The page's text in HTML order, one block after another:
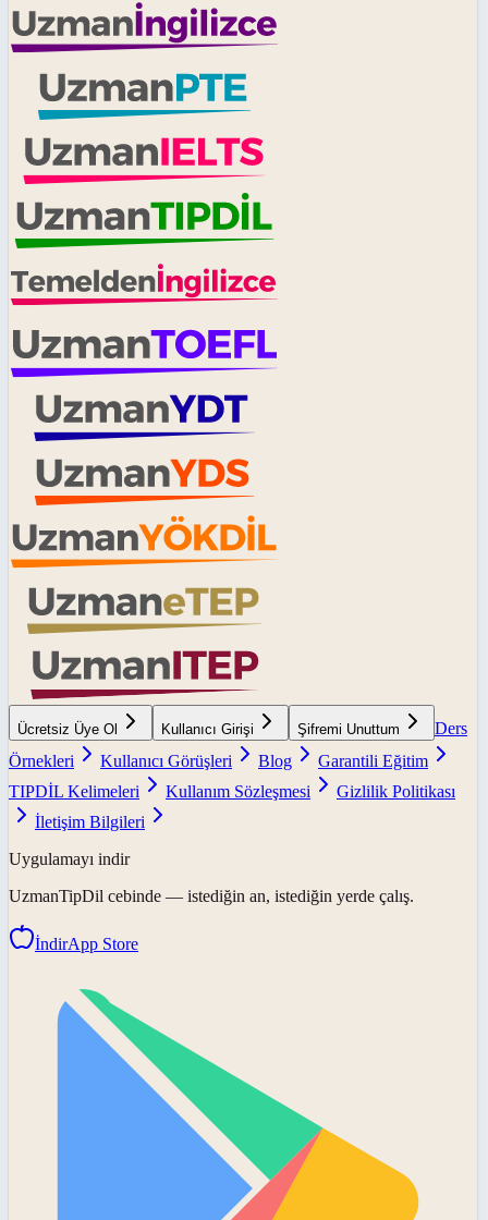
Ücretsiz Üye Ol Kullanıcı Girişi Şifremi Unuttum
Ders
Örnekleri
Kullanıcı Görüşleri Blog
Garantili Eğitim
TIPDİL Kelimeleri
Kullanım Sözleşmesi
Gizlilik Politikası
İletişim Bilgileri
Uygulamayı indir
UzmanTipDil cebinde — istediğin an, istediğin yerde çalış.
İndirApp Store